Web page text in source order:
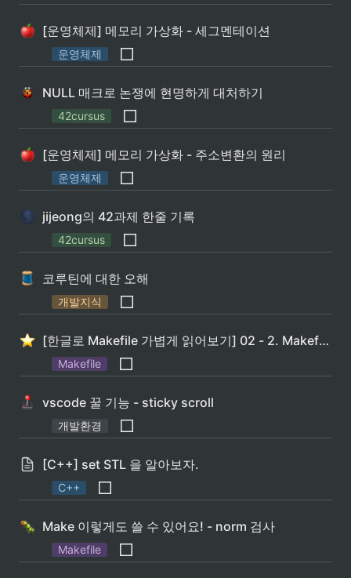
[운영체제] 메모리 가상화 - 세그멘테이션
운영체제
NULL 매크로 논쟁에 현명하게 대처하기
42cursus
[운영체제] 메모리 가상화 - 주소변환의 원리
운영체제
jijeong의 42과제 한줄 기록
42cursus
코루틴에 대한 오해
개발지식
[한글로 Makefile 가볍게 읽어보기] 02 - 2. Makefile 작성
Makefile
vscode 꿀 기능 - sticky scroll
개발환경
[C++] set STL 을 알아보자.
C++
Make 이렇게도 쓸 수 있어요! - norm 검사
Makefile